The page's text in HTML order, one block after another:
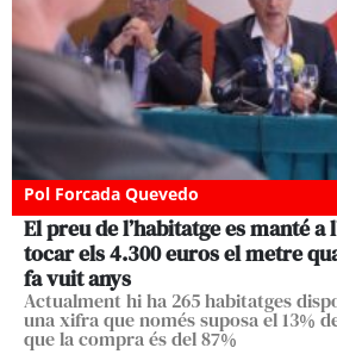
Pol Forcada Quevedo
El preu de l’habitatge es manté a
tocar els 4.300 euros el metre
fa vuit anys
Actualment hi ha 265 habitatges
una xifra que només suposa el 13%
que la compra és del 87%